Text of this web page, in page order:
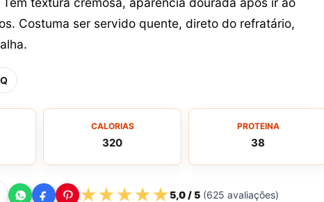
Costuma ser servido quente, direto do refratário,
CALORIAS
320
PROTEINA
38
★★★★★5,0/ 5 (625 avaliações)